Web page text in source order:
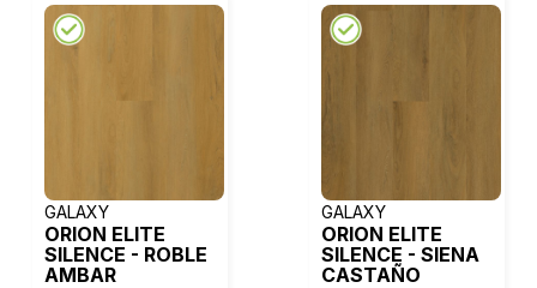
GALAXY
ORION ELITE
SILENCE - ROBLE
AMBAR
GALAXY
ORION ELITE
SILENCE - SIENA
CASTAÑO